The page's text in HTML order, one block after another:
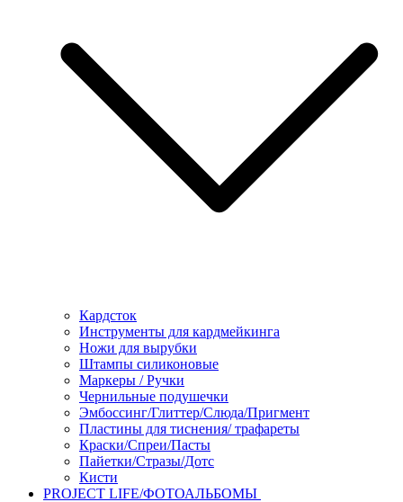
Кардсток
Инструменты для кардмейкинга
Ножи для вырубки
Штампы силиконовые
Маркеры / Ручки
Чернильные подушечки
Эмбоссинг/Глиттер/Слюда/Пригмент
Пластины для тиснения/ трафареты
Краски/Спреи/Пасты
Пайетки/Стразы/Дотс
Кисти
PROJECT LIFE/ФОТОАЛЬБОМЫ